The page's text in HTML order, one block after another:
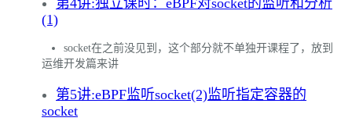
(1)
socket在之前没见到，这个部分就不单独开课程了，放到
运维开发篇来讲
第5讲:eBPF监听socket(2)监听指定容器的
socket